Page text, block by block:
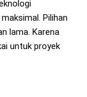
Pilihan
lama. Karena
untuk proyek